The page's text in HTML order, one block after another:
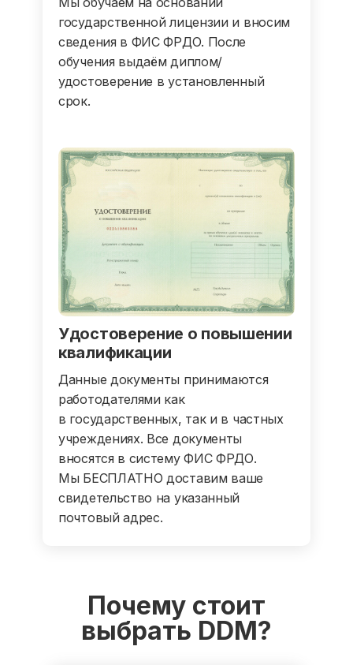
государственной лицензии и вносим
сведения в ФИС ФРДО. После
обучения выдаём диплом/
удостоверение в установленный
срок.
Данные документы принимаются
работодателями как
в государственных, так и в частных
учреждениях. Все документы
вносятся в систему ФИС ФРДО.
Мы БЕСПЛАТНО доставим ваше
свидетельство на указанный
почтовый адрес.
Удостоверение о повышении
квалификации
Почему стоит
выбрать DDM?